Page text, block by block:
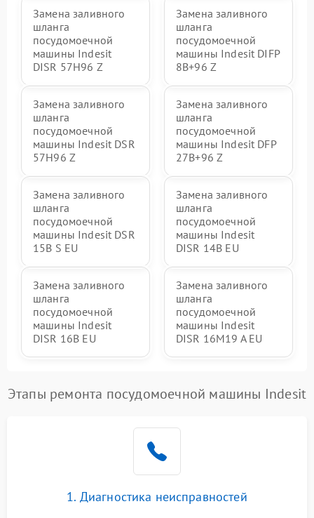
Замена заливного
шланга
посудомоечной
машины Indesit
DISR 57H96 Z
Замена заливного
шланга
посудомоечной
машины Indesit DIFP
8B+96 Z
Замена заливного
шланга
посудомоечной
машины Indesit DSR
57H96 Z
Замена заливного
шланга
посудомоечной
машины Indesit DFP
27B+96 Z
Замена заливного
шланга
посудомоечной
машины Indesit DSR
15B S EU
Замена заливного
шланга
посудомоечной
машины Indesit
DISR 14B EU
Замена заливного
шланга
посудомоечной
машины Indesit
DISR 16B EU
Замена заливного
шланга
посудомоечной
машины Indesit
DISR 16M19 A EU
Этапы ремонта посудомоечной машины Indesit
1. Диагностика неисправностей